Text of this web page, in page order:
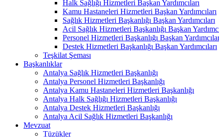
Halk Sağlığı Hizmetleri Başkan Yardımcıları
Kamu Hastaneleri Hizmetleri Başkan Yardımcıları
Sağlık Hizmetleri Başkanlığı Başkan Yardımcıları
Acil Sağlık Hizmetleri Başkanlığı Başkan
Personel Hizmetleri Başkanlığı Başkan
Destek Hizmetleri Başkanlığı Başkan Yardımcıları
Teşkilat Şeması
Başkanlıklar
Antalya Sağlık Hizmetleri Başkanlığı
Antalya Personel Hizmetleri Başkanlığı
Antalya Kamu Hastaneleri Hizmetleri Başkanlığı
Antalya Halk Sağlığı Hizmetleri Başkanlığı
Antalya Destek Hizmetleri Başkanlığı
Antalya Acil Sağlık Hizmetleri Başkanlığı
Mevzuat
Tüzükler